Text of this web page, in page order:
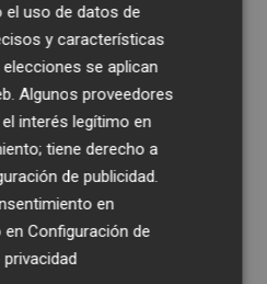
se ve desde la
a diferencia de
la liberalización no
de esa
constatados por
y esos
al pasajero. Entonces,
normativo del
el uso de datos de
y características
se aplican
Algunos proveedores
interés legítimo en
tiene derecho a
de publicidad
en
enConfiguración de